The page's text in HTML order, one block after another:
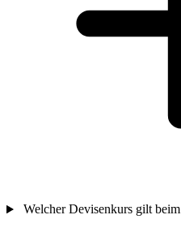
Welcher Devisenkurs gilt